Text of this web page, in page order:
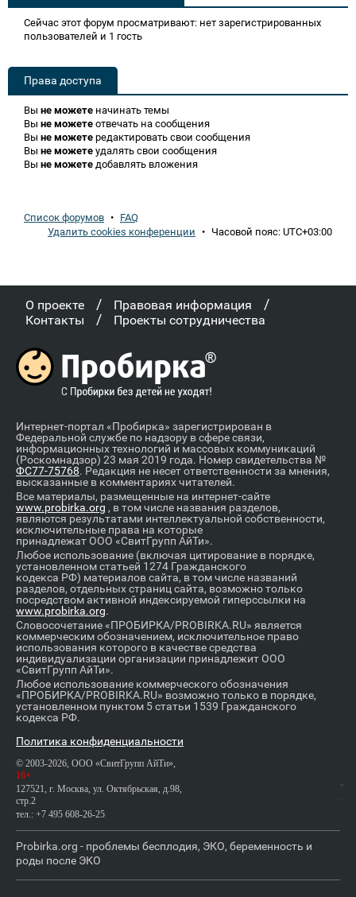
Сейчас этот форум просматривают: нет зарегистрированных
пользователей и 1 гость
Права доступа
Вы не можете начинать темы
Вы не можете отвечать на сообщения
Вы не можете редактировать свои сообщения
Вы не можете удалять свои сообщения
Вы не можете добавлять вложения
Список форумов • FAQ
Удалить cookies конференции • Часовой пояс: UTC+03:00
О проекте / Правовая информация /
Контакты / Проекты сотрудничества
Интернет-портал «Пробирка» зарегистрирован в
Федеральной службе по надзору в сфере связи,
информационных технологий и массовых коммуникаций
(Роскомнадзор) 23 мая 2019 года. Номер свидетельства №
ФС77-75768. Редакция не несет ответственности за мнения,
высказанные в комментариях читателей.
Все материалы, размещенные на интернет-сайте
www.probirka.org , в том числе названия разделов,
являются результатами интеллектуальной собственности,
исключительные права на которые
принадлежат ООО «СвитГрупп АйТи».
Любое использование (включая цитирование в порядке,
установленном статьей 1274 Гражданского
кодекса РФ) материалов сайта, в том числе названий
разделов, отдельных страниц сайта, возможно только
посредством активной индексируемой гиперссылки на
www.probirka.org.
Словосочетание «ПРОБИРКА/PROBIRKA.RU» является
коммерческим обозначением, исключительное право
использования которого в качестве средства
индивидуализации организации принадлежит ООО
«СвитГрупп АйТи».
Любое использование коммерческого обозначения
«ПРОБИРКА/PROBIRKA.RU» возможно только в порядке,
установленном пунктом 5 статьи 1539 Гражданского
кодекса РФ.
Политика конфиденциальности
© 2003-2026, ООО «СвитГрупп АйТи»,
16+
127521, г. Москва, ул. Октябрьская, д.98,
стр.2
тел.: +7 495 608-26-25
Probirka.org - проблемы бесплодия, ЭКО, беременность и
роды после ЭКО